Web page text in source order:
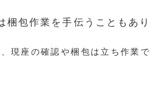
梱包作業を手伝うこともあり
現座の確認や梱包は立ち作業で